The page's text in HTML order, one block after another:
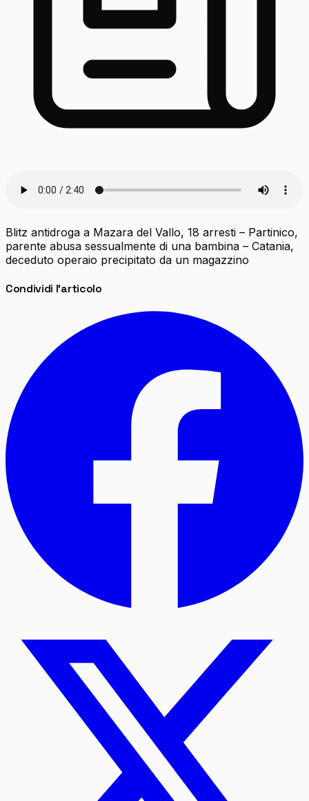
Blitz antidroga a Mazara del Vallo, 18 arresti – Partinico,
parente abusa sessualmente di una bambina – Catania,
deceduto operaio precipitato da un magazzino
Condividi l'articolo